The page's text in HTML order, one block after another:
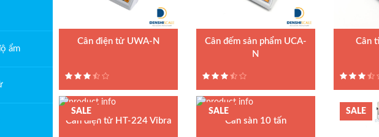
ẩm
Cân điện tử UWA-N
Hãng sản xuất : UTE
Bảo hành: 1.5 năm
Cân đếm sản phẩm UCA-
N
Model : Cân đếm UCA-N
Hãng sản xuất : UTE - Taiwan
Bảo hành: 1.5 năm
Cân
Hãng sản
SALE
Cân điện tử HT-224 Vibra
SALE
Cân sàn 10 tấn
SALE